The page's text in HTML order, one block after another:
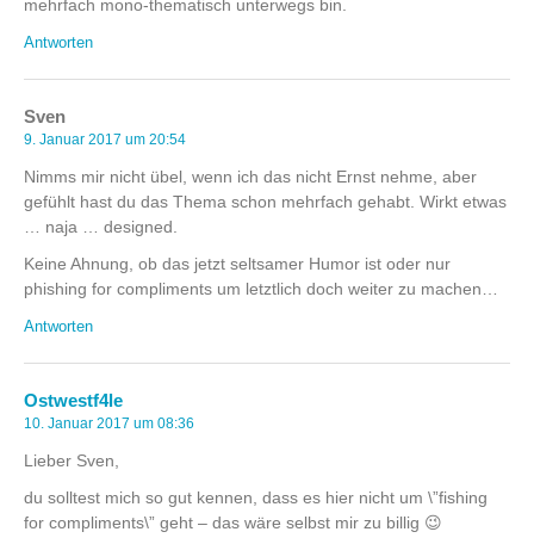
mehrfach mono-thematisch unterwegs bin.
Antworten
Sven
9. Januar 2017 um 20:54
Nimms mir nicht übel, wenn ich das nicht Ernst nehme, aber
gefühlt hast du das Thema schon mehrfach gehabt. Wirkt etwas
… naja … designed.
Keine Ahnung, ob das jetzt seltsamer Humor ist oder nur
phishing for compliments um letztlich doch weiter zu machen…
Antworten
Ostwestf4le
10. Januar 2017 um 08:36
Lieber Sven,
du solltest mich so gut kennen, dass es hier nicht um \”fishing
for compliments\” geht – das wäre selbst mir zu billig 😉